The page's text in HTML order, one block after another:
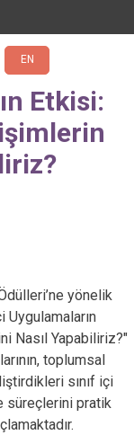
EN
Etkisi:
yönelik
Uygulamaların
Nasıl Yapabiliriz?"
toplumsal
sınıf içi
süreçlerini pratik